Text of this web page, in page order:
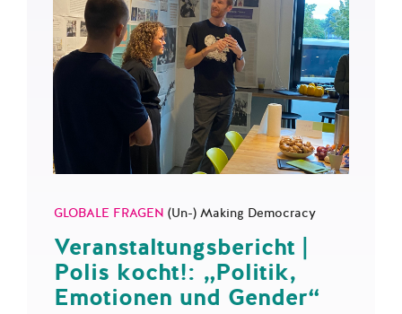
GLOBALE FRAGEN (Un-) Making Democracy
Veranstaltungsbericht |
Polis kocht!: „Politik,
Emotionen und Gender“